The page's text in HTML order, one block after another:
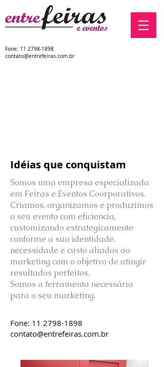
Buffet para Feiras | Organização de Eventos |
Fone: 11 2798-1898
contato@entrefeiras.com.br
Idéias que conquistam
Somos uma empresa especializada
em Feiras e Eventos Coorporativos.
Criamos, organizamos e produzimos
o seu evento com eficiencia,
customizando estrategicamente
conforme a sua identidade,
necessidade e custo aliados ao
marketing com o objetivo de atingir
resultados perfeitos.
Somos a ferramenta necessária
para o seu marketing.
Fone: 11 2798-1898
contato@entrefeiras.com.br